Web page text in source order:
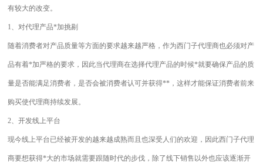
有较大的改变。
1、对代理产品*加挑剔
随着消费者对产品质量等方面的要求越来越严格，作为西门子代理商也必须对产
品有着*加严格的要求，因此当代理商在选择代理产品的时候*就要确保产品的质
量是否能满足消费者，是否会被消费者认可并获得**，这样才能保证消费者前来
购买使代理商持续发展。
2、开发线上平台
现今线上平台已经被开发的越来越成熟而且也深受人们的欢迎，因此西门子代理
商要想获得*大的市场就需要跟随时代的步伐，除了线下销售以外也应该逐渐开